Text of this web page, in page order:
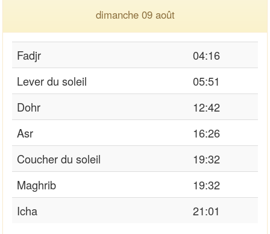
dimanche 09 août
Fadjr
04:16
Lever du soleil
05:51
Dohr
12:42
Asr
16:26
Coucher du soleil
19:32
Maghrib
19:32
Icha
21:01